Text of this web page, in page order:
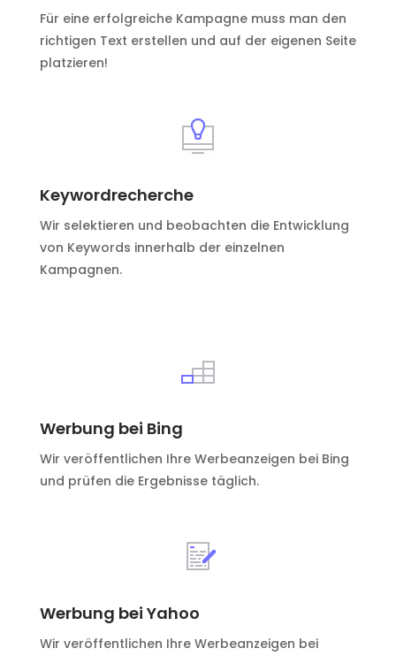
Für eine erfolgreiche Kampagne muss man den
richtigen Text erstellen und auf der eigenen Seite
platzieren!
Keywordrecherche
Wir selektieren und beobachten die Entwicklung
von Keywords innerhalb der einzelnen
Kampagnen.
Werbung bei Bing
Wir veröffentlichen Ihre Werbeanzeigen bei Bing
und prüfen die Ergebnisse täglich.
Werbung bei Yahoo
Wir veröffentlichen Ihre Werbeanzeigen bei